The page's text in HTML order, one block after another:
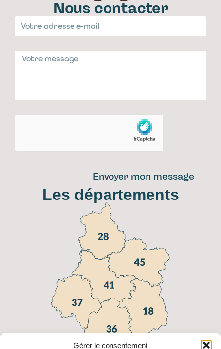
Gérer le consentement
Nous contacter
Envoyer mon message
Les départements